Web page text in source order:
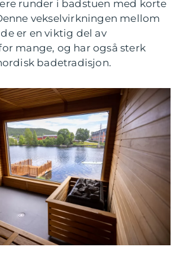
runder i badstuen med korte
vekselvirkningen mellom
er en viktig del av
mange, og har også sterk
badetradisjon.